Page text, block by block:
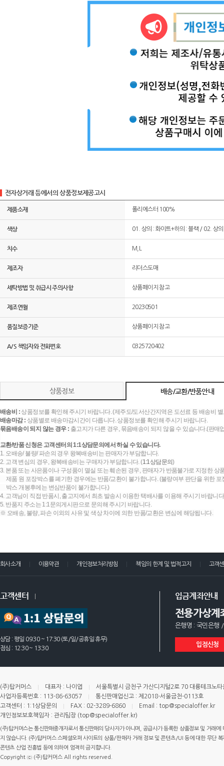
전자상거래 등에서의 상품정보제공고시
제품소재 폴리에스터 100%
색상 01. 상의 : 화이트+하의 : 블랙 / 02. 상
치수 M,L
제조자 리더스도매
세탁방법 및 취급시 주의사항 상품페이지 참고
제조연월 20230501
품질보증기준 상품페이지 참고
A/S 책임자와 전화번호 0325720402
상품정보 배송/교환/반품안내
배송비 :상품정보를 확인해 주시기 바랍니다. (제주도/도서산간지역은 도선료 등 배송비
배송마감 : 상품별로 배송마감시간이 다릅니다. 상품정보를 확인해 주시기 바랍니다.
묶음배송이 되지 않는 경우 : 출고지가 다른 경우, 묶음배송이 되지 않을 수 있습니다.(판
교환/반품 신청은 고객센터의 1:1상담문의에서 하실 수 있습니다.
1. 오배송/ 불량/ 파손의 경우 왕복배송비는 판매자가 부담합니다.
2. 고객 변심의 경우, 왕복배송비는 구매자가 부담합니다. (1:1상담문의)
3. 본품 또는 사은품이나 구성품이 멸실 또는 훼손된 경우, 판매자가 반품불가로 지정한 상
제품 원 포장박스를 폐기한 경우에는 반품/교환이 불가합니다. (불량여부 판단을 위한
박스 개봉후에는 변심반품이 불가합니다.)
4. 고객님이 직접 반품시, 출고지에서 최초 발송시 이용한 택배사를 이용해 주시기 바랍니
5. 반품지 주소는 1:1문의게시판으로 문의해 주시기 바랍니다.
※ 오배송, 불량, 파손 이외의 사유 및 색상 차이에 의한 반품/교환은 변심에 해당됩니다.
회사소개 이용약관 개인정보처리방침 책임의 한계 및 법적고지 고객
고객센터
상담 : 평일 09:30 ~ 17:30 (토/일/공휴일 휴무)
점심 : 12:30 ~ 13:30
입금계좌안내
전용가상계
은행명 : 국민은행
입점신청
(주)탑커머스 대표자 : 나이엽
서울특별시 금천구 가산디지털2로 70 대륭테크노
사업자등록번호 : 113-86-63057
통신판매업신고 : 제2018-서울금천-0113호
고객센터 : 1:1상담문의
FAX : 02-3289-6860
Email : top@specialoffer.kr
개인정보보호책임자 : 관리팀장 (top@specialoffer.kr)
(주)탑커머스는 통신판매중개자로서 통신판매의 당사자가 아니며, 공급사가 등록한 상품정보 및 거래
지 않습니다. (주)탑커머스 스페셜오퍼 사이트의 상품/판매자 거래 정보 및 콘텐츠/UI 등에 대한 무단
콘텐츠 산업 진흥법 등에 의하여 엄격히 금지합니다.
Copyright ⓒ (주)탑커머스 All rights reserved.